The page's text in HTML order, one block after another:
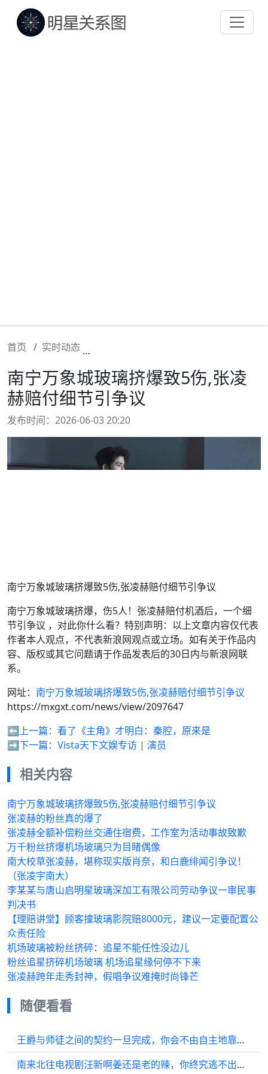
首页 实时动态
南宁万象城玻璃挤爆致5伤,张凌
赫赔付细节引争议
发布时间：2026-06-03 20:20
南宁万象城玻璃挤爆致5伤,张凌赫赔付细节引争议
南宁万象城玻璃挤爆，伤5人！张凌赫赔付机酒后，一个细
节引争议 ，对此你什么看？特别声明：以上文章内容仅代表
作者本人观点，不代表新浪网观点或立场。如有关于作品内
容、版权或其它问题请于作品发表后的30日内与新浪网联
系。
网址： 南宁万象城玻璃挤爆致5伤,张凌赫赔付细节引争议
https://mxgxt.com/news/view/2097647
⬅️上一篇： 看了《主角》才明白：秦腔，原来是
➡️下一篇： Vista天下文娱专访 | 演员
相关内容
南宁万象城玻璃挤爆致5伤,张凌赫赔付细节引争议
张凌赫的粉丝真的爆了
张凌赫全额补偿粉丝交通住宿费，工作室为活动事故致歉
万千粉丝挤爆机场玻璃只为目睹偶像
南大校草张凌赫，堪称现实版肖奈，和白鹿绯闻引争议！
（张凌宇南大）
李某某与唐山启明星玻璃深加工有限公司劳动争议一审民事
判决书
【理赔讲堂】顾客撞玻璃影院赔8000元，建议一定要配置公
众责任险
机场玻璃被粉丝挤碎：追星不能任性没边儿
粉丝追星挤碎机场玻璃 机场追星缘何停不下来
张凌赫跨年走秀封神，假唱争议难掩时尚锋芒
随便看看
王爵与师徒之间的契约一旦完成，你会不由自主地靠近我
南来北往电视剧汪新啊姜还是老的辣，你终究逃不出师傅的手掌心